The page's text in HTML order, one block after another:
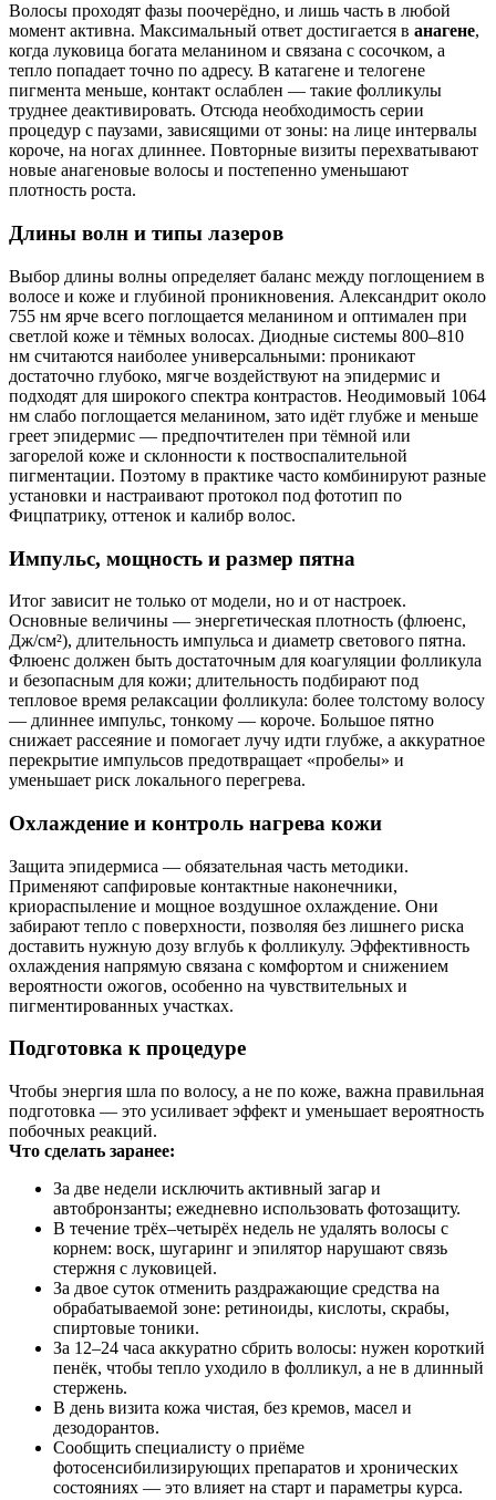
Волосы проходят фазы поочерёдно, и лишь часть в любой
момент активна. Максимальный ответ достигается в анагене,
когда луковица богата меланином и связана с сосочком, а
тепло попадает точно по адресу. В катагене и телогене
пигмента меньше, контакт ослаблен — такие фолликулы
труднее деактивировать. Отсюда необходимость серии
процедур с паузами, зависящими от зоны: на лице интервалы
короче, на ногах длиннее. Повторные визиты перехватывают
новые анагеновые волосы и постепенно уменьшают
плотность роста.
Длины волн и типы лазеров
Выбор длины волны определяет баланс между поглощением в
волосе и коже и глубиной проникновения. Александрит около
755 нм ярче всего поглощается меланином и оптимален при
светлой коже и тёмных волосах. Диодные системы 800–810
нм считаются наиболее универсальными: проникают
достаточно глубоко, мягче воздействуют на эпидермис и
подходят для широкого спектра контрастов. Неодимовый 1064
нм слабо поглощается меланином, зато идёт глубже и меньше
греет эпидермис — предпочтителен при тёмной или
загорелой коже и склонности к поствоспалительной
пигментации. Поэтому в практике часто комбинируют разные
установки и настраивают протокол под фототип по
Фицпатрику, оттенок и калибр волос.
Импульс, мощность и размер пятна
Итог зависит не только от модели, но и от настроек.
Основные величины — энергетическая плотность (флюенс,
Дж/см²), длительность импульса и диаметр светового пятна.
Флюенс должен быть достаточным для коагуляции фолликула
и безопасным для кожи; длительность подбирают под
тепловое время релаксации фолликула: более толстому волосу
— длиннее импульс, тонкому — короче. Большое пятно
снижает рассеяние и помогает лучу идти глубже, а аккуратное
перекрытие импульсов предотвращает «пробелы» и
уменьшает риск локального перегрева.
Охлаждение и контроль нагрева кожи
Защита эпидермиса — обязательная часть методики.
Применяют сапфировые контактные наконечники,
криораспыление и мощное воздушное охлаждение. Они
забирают тепло с поверхности, позволяя без лишнего риска
доставить нужную дозу вглубь к фолликулу. Эффективность
охлаждения напрямую связана с комфортом и снижением
вероятности ожогов, особенно на чувствительных и
пигментированных участках.
Подготовка к процедуре
Чтобы энергия шла по волосу, а не по коже, важна правильная
подготовка — это усиливает эффект и уменьшает вероятность
побочных реакций.
Что сделать заранее:
За две недели исключить активный загар и
автобронзанты; ежедневно использовать фотозащиту.
В течение трёх–четырёх недель не удалять волосы с
корнем: воск, шугаринг и эпилятор нарушают связь
стержня с луковицей.
За двое суток отменить раздражающие средства на
обрабатываемой зоне: ретиноиды, кислоты, скрабы,
спиртовые тоники.
За 12–24 часа аккуратно сбрить волосы: нужен короткий
пенёк, чтобы тепло уходило в фолликул, а не в длинный
стержень.
В день визита кожа чистая, без кремов, масел и
дезодорантов.
Сообщить специалисту о приёме
фотосенсибилизирующих препаратов и хронических
состояниях — это влияет на старт и параметры курса.